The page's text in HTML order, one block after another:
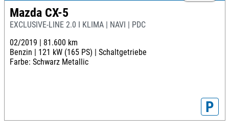
Mazda CX-5
EXCLUSIVE-LINE 2.0 I KLIMA | NAVI | PDC
02/2019 | 81.600 km
Benzin | 121 kW (165 PS) | Schaltgetriebe
Farbe: Schwarz Metallic
P